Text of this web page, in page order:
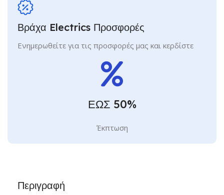
Περιγραφή
Βράχα Electrics Προσφορές
Ενημερωθείτε για τις προσφορές μας και κερδίστε
ΕΩΣ 50%
Έκπτωση